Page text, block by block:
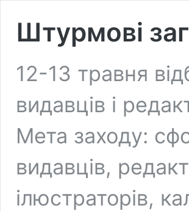
Штурмові
12-13 травня
видавців і
Мета заходу:
видавців,
ілюстраторів,